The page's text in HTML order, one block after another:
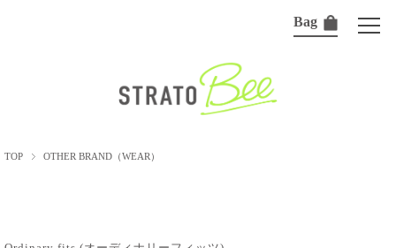
Bag
TOP OTHER BRAND（WEAR）